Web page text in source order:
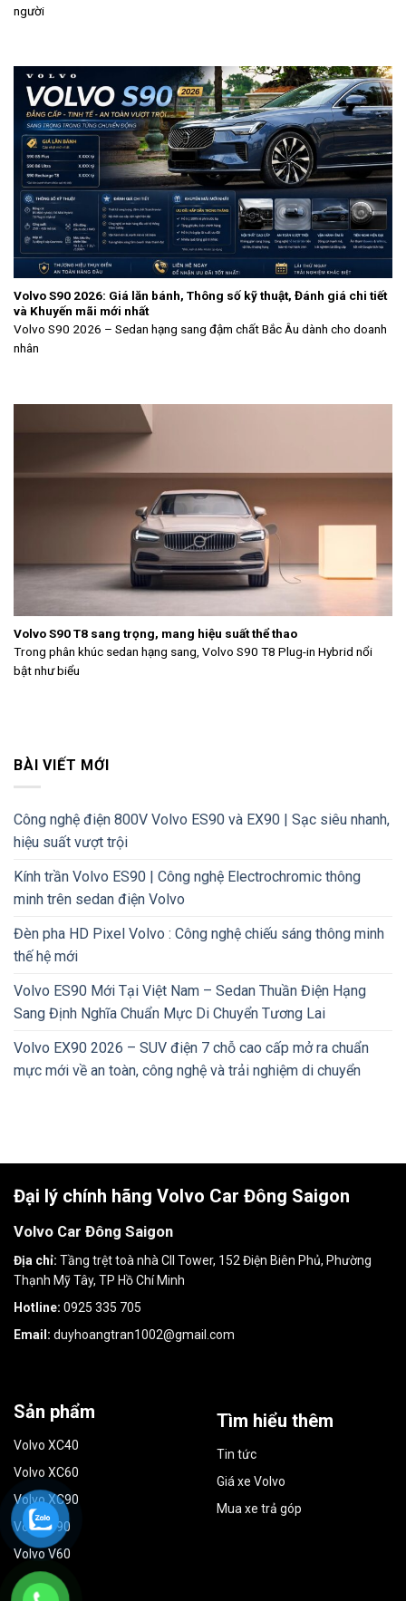
người
Volvo S90 2026: Giá lăn bánh, Thông số kỹ thuật, Đánh giá chi tiết
và Khuyến mãi mới nhất
Volvo S90 2026 – Sedan hạng sang đậm chất Bắc Âu dành cho doanh
nhân
Volvo S90 T8 sang trọng, mang hiệu suất thể thao
Trong phân khúc sedan hạng sang, Volvo S90 T8 Plug-in Hybrid nổi
bật như biểu
BÀI VIẾT MỚI
Công nghệ điện 800V Volvo ES90 và EX90 | Sạc siêu nhanh,
hiệu suất vượt trội
Kính trần Volvo ES90 | Công nghệ Electrochromic thông
minh trên sedan điện Volvo
Đèn pha HD Pixel Volvo : Công nghệ chiếu sáng thông minh
thế hệ mới
Volvo ES90 Mới Tại Việt Nam – Sedan Thuần Điện Hạng
Sang Định Nghĩa Chuẩn Mực Di Chuyển Tương Lai
Volvo EX90 2026 – SUV điện 7 chỗ cao cấp mở ra chuẩn
mực mới về an toàn, công nghệ và trải nghiệm di chuyển
Đại lý chính hãng Volvo Car Đông Saigon
Volvo Car Đông Saigon
Địa chỉ: Tầng trệt toà nhà CII Tower, 152 Điện Biên Phủ, Phường
Thạnh Mỹ Tây, TP Hồ Chí Minh
Hotline: 0925 335 705
Email: duyhoangtran1002@gmail.com
Sản phẩm
Volvo XC40
Volvo XC60
Volvo XC90
Volvo S90
Volvo V60
Tìm hiểu thêm
Tin tức
Giá xe Volvo
Mua xe trả góp